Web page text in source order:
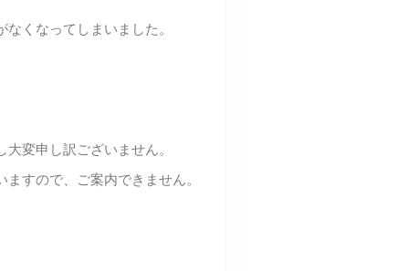
くなってしまいました。
変申し訳ございません。
すので、ご案内できません。